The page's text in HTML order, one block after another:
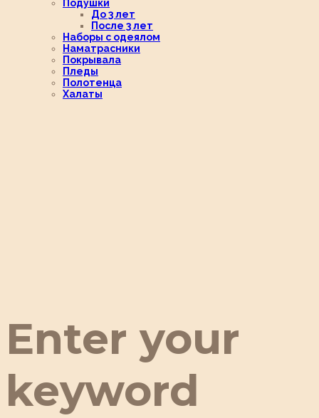
Подушки
До 3 лет
После 3 лет
Наборы с одеялом
Наматрасники
Покрывала
Пледы
Полотенца
Халаты
Enter your
keyword